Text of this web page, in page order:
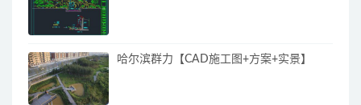
哈尔滨群力【CAD施工图+方案+实景】